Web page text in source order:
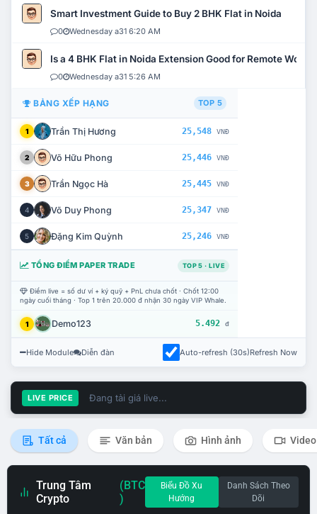
Smart Investment Guide to Buy 2 BHK Flat in Noida
0 Wednesday a31 6:20 AM
Is a 4 BHK Flat in Noida Extension Good for Remote Work?
0 Wednesday a31 5:26 AM
BẢNG XẾP HẠNG TOP 5
1 Trần Thị Hương 25,548 VNĐ
2 Võ Hữu Phong 25,446 VNĐ
3 Trần Ngọc Hà 25,445 VNĐ
4 Võ Duy Phong 25,347 VNĐ
5 Đặng Kim Quỳnh 25,246 VNĐ
TỔNG ĐIỂM PAPER TRADE TOP 5 · LIVE
Điểm live = số dư ví + ký quỹ + PnL chưa chốt · Chốt 12:00
ngày cuối tháng · Top 1 trên 20.000 đ nhận 30 ngày VIP Whale.
1 Demo123 5.492 đ
Hide Module Diễn đàn Auto-refresh (30s)Refresh Now
LIVE PRICE Đang tải giá live...
Tất cả Văn bản Hình ảnh Video
Trung Tâm
Crypto
(BTC
)
Biểu Đồ Xu
Hướng
Danh Sách Theo
Dõi